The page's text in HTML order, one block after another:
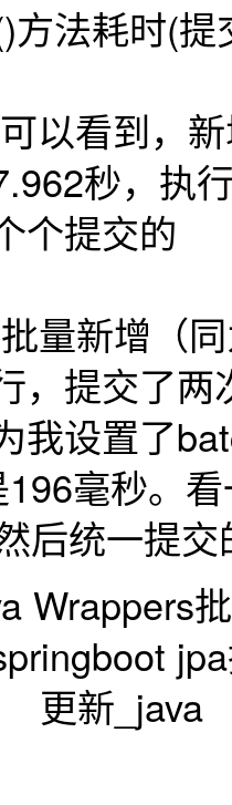
方法耗时(
以看到，
秒，执
个提交的
量新增（
，提交了两
我设置了
毫秒。
后统一提交